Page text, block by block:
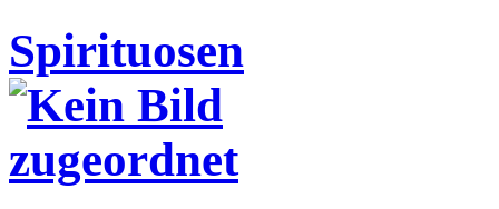
Spirituosen